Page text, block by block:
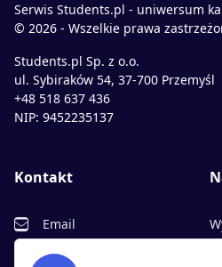
Serwis Students.pl - uniwersum
© 2026 - Wszelkie prawa
Students.pl Sp. z o.o.
ul. Sybiraków 54, 37-700 Przemyśl
+48 518 637 436
NIP: 9452235137
Kontakt
Email
Facebook